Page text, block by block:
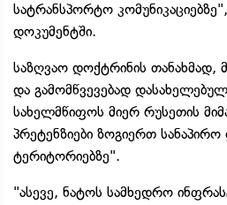
სატრანსპორტო
დოკუმენტში.
საზღვაო დოქტრინის თანახმად,
და გამომწვევებად
სახელმწიფოს მიერ რუსეთის
პრეტენზიები ზოგიერთ
ტერიტორიებზე".
"ასევე, ნატოს სამხედრო